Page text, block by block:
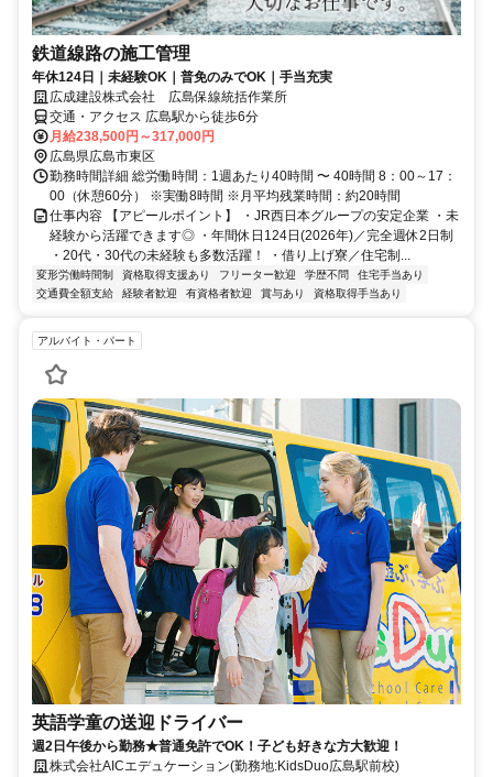
鉄道線路の施工管理
年休124日｜未経験OK｜普免のみでOK｜手当充実
広成建設株式会社 広島保線統括作業所
交通・アクセス 広島駅から徒歩6分
月給238,500円～317,000円
広島県広島市東区
勤務時間詳細 総労働時間：1週あたり40時間 〜 40時間 8：00～17：
00（休憩60分） ※実働8時間 ※月平均残業時間：約20時間
仕事内容 【アピールポイント】 ・JR西日本グループの安定企業 ・未
経験から活躍できます◎ ・年間休日124日(2026年)／完全週休2日制
・20代・30代の未経験も多数活躍！ ・借り上げ寮／住宅制...
変形労働時間制 資格取得支援あり フリーター歓迎 学歴不問
住宅手当あり
交通費全額支給
経験者歓迎 有資格者歓迎 賞与あり 資格取得手当あり
アルバイト・パート
英語学童の送迎ドライバー
週2日午後から勤務★普通免許でOK！子ども好きな方大歓迎！
株式会社AICエデュケーション(勤務地:KidsDuo広島駅前校)